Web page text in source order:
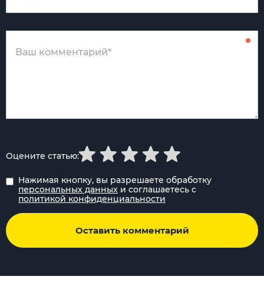
Нажимая кнопку, вы разрешаете обработку
персональных данных и соглашаетесь с
политикой конфиденциальности
Оставить комментарий
Оцените статью: